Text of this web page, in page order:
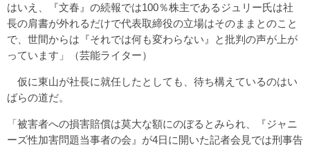
はいえ、『文春』の続報では100％株主であるジュリー氏は社
長の肩書が外れるだけで代表取締役の立場はそのままとのこと
で、世間からは『それでは何も変わらない』と批判の声が上が
っています」（芸能ライター）
仮に東山が社長に就任したとしても、待ち構えているのはい
ばらの道だ。
「被害者への損害賠償は莫大な額にのぼるとみられ、『ジャニ
ーズ性加害問題当事者の会』が4日に開いた記者会見では刑事告